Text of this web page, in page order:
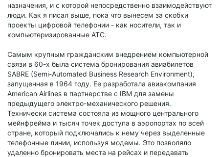
назначения, и с которой непосредственно взаимодействуют
люди. Как я писал выше, пока что вынесем за скобки
проекты цифровой телефонии - как носители, так и
компьютеризированные АТС.
Самым крупным гражданским внедрением компьютерной
связи в 60-х была система бронирования авиабилетов
SABRE (Semi-Automated Business Research Environment),
запущенная в 1964 году. Ее разработала авиакомпания
American Airlines в партнерстве с IBM для замены
предыдущего электро-механического решения.
Технически система состояла из мощного центрального
мейнфрейма и тысяч точек доступа в аэропортах по всей
стране, который подключались к нему через выделенные
телефонные линии, используя модемы. Это позволяло
удаленно бронировать места на рейсах и передавать